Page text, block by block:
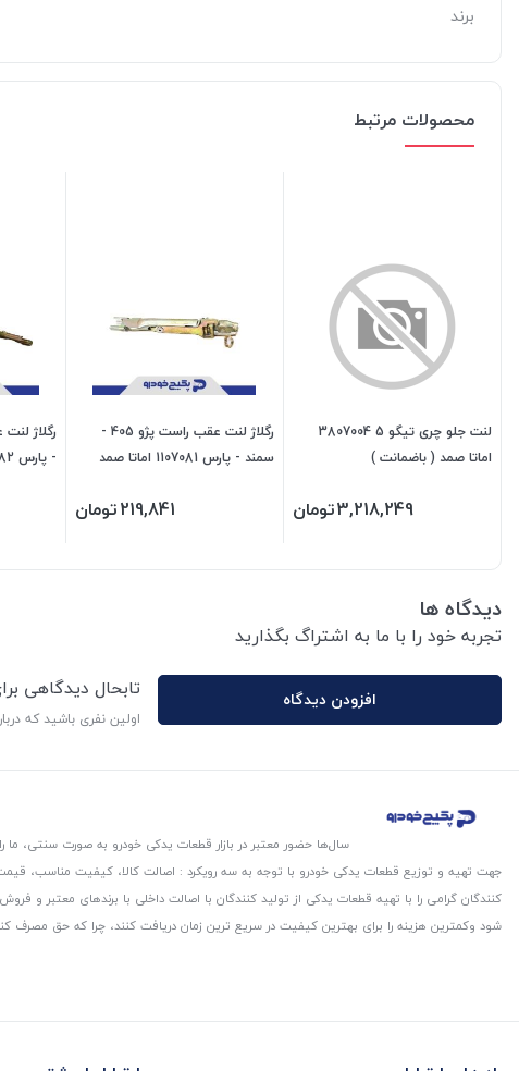
برند
محصولات مرتبط
لنت جلو چری تیگو 5 3807004
اماتا صمد ( باضمانت )
3,218,249تومان
رگلاژ لنت عقب راست پژو 405 -
سمند - پارس 1107081 اماتا صمد
219,841تومان
- پارس 1107082 اماتا صمد
دیدگاه ها
تجربه خود را با ما به اشتراگ بگذارید
افزودن دیدگاه تابحال دیدگاهی
اولین نفری باشید که
سال‌ها حضور معتبر در بازار قطعات یدکی خودرو به صورت سنتی،
جهت تهیه و توزیع قطعات یدکی خودرو با توجه به سه رویکرد : اصالت کالا، کیفیت مناسب،
کنندگان گرامی را با تهیه قطعات یدکی از تولید کنندگان با اصالت داخلی با برندهای معتبر
شود و‌کمترین هزینه را برای بهترین کیفیت در سریع ترین زمان دریافت کنند، چرا که حق مصرف